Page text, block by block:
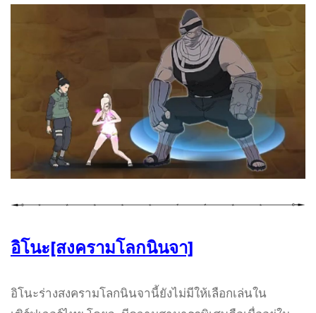
อิโนะ[สงครามโลกนินจา]
อิโนะร่างสงครามโลกนินจานี้ยังไม่มีให้เลือกเล่นใน